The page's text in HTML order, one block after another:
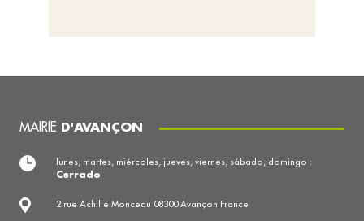
MAIRIE D'AVANÇON
2 rue Achille Monceau 08300 Avançon France
lunes, martes, miércoles, jueves, viernes, sábado, domingo :
Cerrado